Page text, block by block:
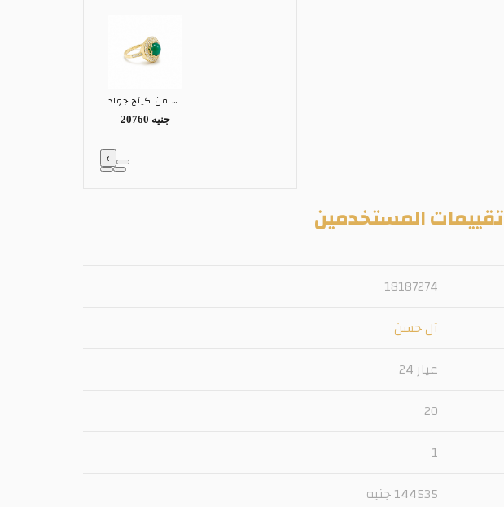
خاتم ذهب عيار 18 من كينج جولد KING GOLD
20760 جنيه
‹
تقييمات المستخدمين
18187274
آل حسن
عيار 24
20
1
144535 جنيه